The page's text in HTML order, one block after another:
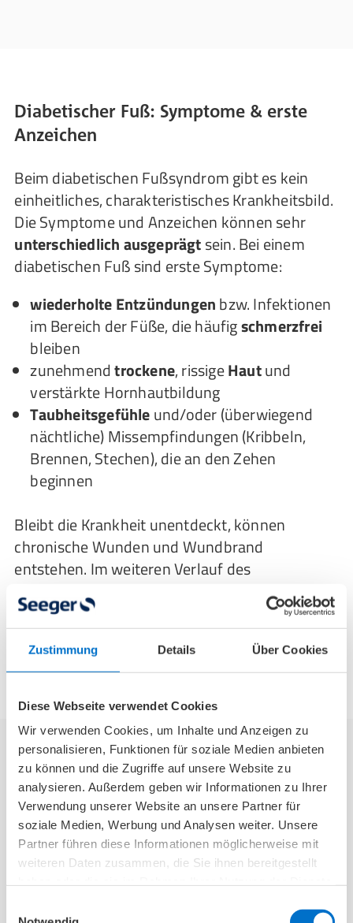
Zustimmung Details Über Cookies
Diese Webseite verwendet Cookies
Wir verwenden Cookies, um Inhalte und Anzeigen zu
personalisieren, Funktionen für soziale Medien anbieten
zu können und die Zugriffe auf unsere Website zu
analysieren. Außerdem geben wir Informationen zu Ihrer
Verwendung unserer Website an unsere Partner für
soziale Medien, Werbung und Analysen weiter. Unsere
Partner führen diese Informationen möglicherweise mit
weiteren Daten zusammen, die Sie ihnen bereitgestellt
Diabetischer Fuß: Symptome & erste
Anzeichen
Beim diabetischen Fußsyndrom gibt es kein
einheitliches, charakteristisches Krankheitsbild.
Die Symptome und Anzeichen können sehr
unterschiedlich ausgeprägtsein. Bei einem
diabetischen Fuß sind erste Symptome:
wiederholte Entzündungenbzw. Infektionen
im Bereich der Füße, die häufigschmerzfrei
bleiben
zunehmendtrockene, rissigeHautund
verstärkte Hornhautbildung
Taubheitsgefühleund/oder (überwiegend
nächtliche) Missempfindungen (Kribbeln,
Brennen, Stechen), die an den Zehen
beginnen
Bleibt die Krankheit unentdeckt, können
chronische Wunden und Wundbrand
entstehen. Im weiteren Verlauf des
diabetischen Fußsyndroms oder auch
“Zuckerfußes” sind Symptome zudem in den
Gelenken, dem Bandapparat und den Knochen
zu finden.
Diabetischer Fuß: Stadien nach Wagner-
Armstrong-Klassifikation
Mediziner*innen verwenden zur Beurteilung
des diabetischen Fußsyndroms dieWagner-
Armstrong-Klassifikation, die das
Krankheitsbild in